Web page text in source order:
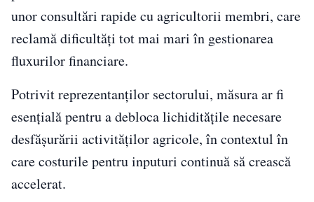
unor consultări rapide cu agricultorii membri, care
reclamă dificultăți tot mai mari în gestionarea
fluxurilor financiare.
Potrivit reprezentanților sectorului, măsura ar fi
esențială pentru a debloca lichiditățile necesare
desfășurării activităților agricole, în contextul în
care costurile pentru inputuri continuă să crească
accelerat.